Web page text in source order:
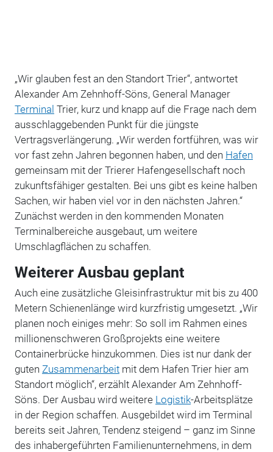
„Wir glauben fest an den Standort Trier“, antwortet
Alexander Am Zehnhoff-Söns, General Manager
Terminal Trier, kurz und knapp auf die Frage nach dem
ausschlaggebenden Punkt für die jüngste
Vertragsverlängerung. „Wir werden fortführen, was wir
vor fast zehn Jahren begonnen haben, und den Hafen
gemeinsam mit der Trierer Hafengesellschaft noch
zukunftsfähiger gestalten. Bei uns gibt es keine halben
Sachen, wir haben viel vor in den nächsten Jahren.“
Zunächst werden in den kommenden Monaten
Terminalbereiche ausgebaut, um weitere
Umschlagflächen zu schaffen.
Weiterer Ausbau geplant
Auch eine zusätzliche Gleisinfrastruktur mit bis zu 400
Metern Schienenlänge wird kurzfristig umgesetzt. „Wir
planen noch einiges mehr: So soll im Rahmen eines
millionenschweren Großprojekts eine weitere
Containerbrücke hinzukommen. Dies ist nur dank der
guten Zusammenarbeitmit dem Hafen Trier hier am
Standort möglich“, erzählt Alexander Am Zehnhoff-
Söns. Der Ausbau wird weitere Logistik-Arbeitsplätze
in der Region schaffen. Ausgebildet wird im Terminal
bereits seit Jahren, Tendenz steigend – ganz im Sinne
des inhabergeführten Familienunternehmens, in dem